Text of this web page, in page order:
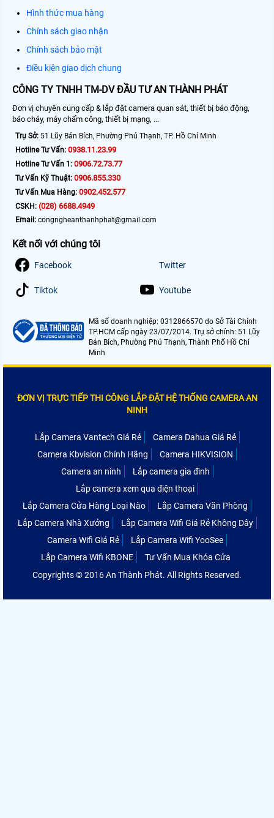
Hình thức mua hàng
Chính sách giao nhận
Chính sách bảo mật
Điều kiện giao dịch chung
CÔNG TY TNHH TM-DV ĐẦU TƯ AN THÀNH PHÁT
Đơn vị chuyên cung cấp & lắp đặt camera quan sát, thiết bị báo động,
báo cháy, máy chấm công, thiết bị mạng, ...
Trụ Sở: 51 Lũy Bán Bích, Phường Phú Thạnh, TP. Hồ Chí Minh
Hotline Tư Vấn: 0938.11.23.99
Hotline Tư Vấn 1: 0906.72.73.77
Tư Vấn Kỹ Thuật: 0906.855.330
Tư Vấn Mua Hàng: 0902.452.577
CSKH: (028) 6688.4949
Email: congngheanthanhphat@gmail.com
Kết nối với chúng tôi
Facebook Twitter
Tiktok Youtube
Mã số doanh nghiệp: 0312866570 do Sở Tài Chính
TP.HCM cấp ngày 23/07/2014. Trụ sở chính: 51 Lũy
Bán Bích, Phường Phú Thạnh, Thành Phố Hồ Chí
Minh
ĐƠN VỊ TRỰC TIẾP THI CÔNG LẮP ĐẶT HỆ THỐNG CAMERA AN
NINH
Lắp Camera Vantech Giá Rẻ
Camera Dahua Giá Rẻ
Camera Kbvision Chính Hãng
Camera HIKVISION
Camera an ninh
Lắp camera gia đình
Lắp camera xem qua điện thoại
Lắp Camera Cửa Hàng Loại Nào
Lắp Camera Văn Phòng
Lắp Camera Nhà Xưởng
Lắp Camera Wifi Giá Rẻ Không Dây
Camera Wifi Giá Rẻ
Lắp Camera Wifi YooSee
Lắp Camera Wifi KBONE
Tư Vấn Mua Khóa Cửa
Copyrights © 2016 An Thành Phát. All Rights Reserved.